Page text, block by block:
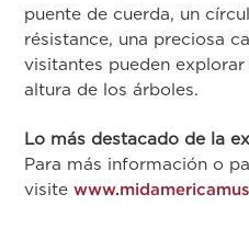
puente de cuerda, un
résistance, una preciosa
visitantes pueden
altura de los árboles.
Lo más destacado de la
Para más información o
visite